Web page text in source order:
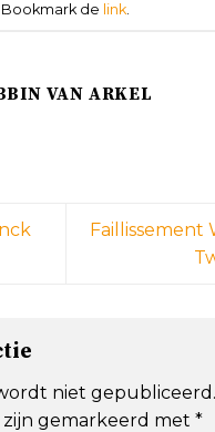
Bookmark de link.
VAN ARKEL
Faillissement
niet gepubliceerd.
gemarkeerd met *